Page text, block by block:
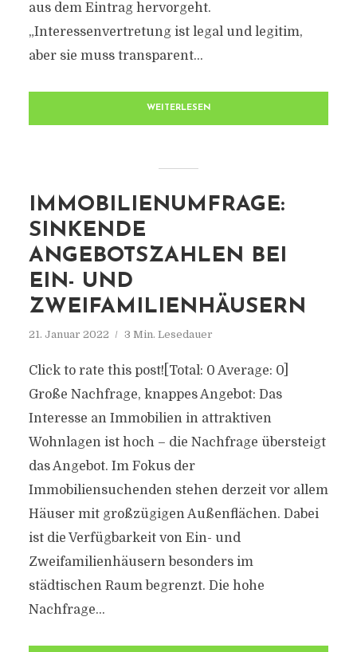
aus dem Eintrag hervorgeht.
„Interessenvertretung ist legal und legitim,
aber sie muss transparent...
WEITERLESEN
IMMOBILIENUMFRAGE:
SINKENDE
ANGEBOTSZAHLEN BEI
EIN- UND
ZWEIFAMILIENHÄUSERN
21. Januar 2022 3 Min. Lesedauer
Click to rate this post![Total: 0 Average: 0]
Große Nachfrage, knappes Angebot: Das
Interesse an Immobilien in attraktiven
Wohnlagen ist hoch – die Nachfrage übersteigt
das Angebot. Im Fokus der
Immobiliensuchenden stehen derzeit vor allem
Häuser mit großzügigen Außenflächen. Dabei
ist die Verfügbarkeit von Ein- und
Zweifamilienhäusern besonders im
städtischen Raum begrenzt. Die hohe
Nachfrage...